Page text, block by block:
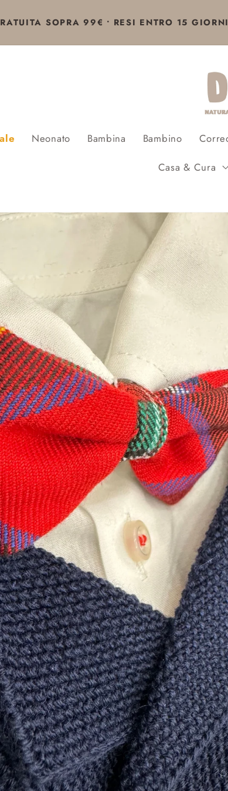
SOPRA 99€ • RESI ENTRO 15
Neonato Bambina Bambino
Casa & Cura